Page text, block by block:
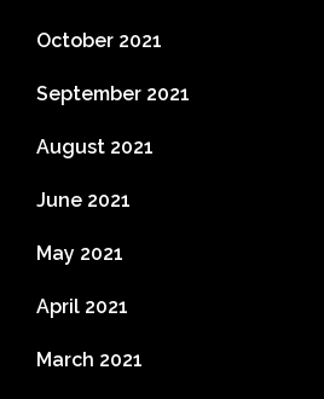
October 2021
September 2021
August 2021
June 2021
May 2021
April 2021
March 2021